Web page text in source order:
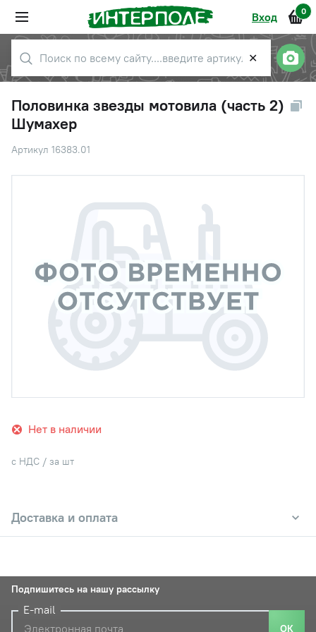
Вход 0
✕
Половинка звезды мотовила (часть 2)
Шумахер
Артикул 16383.01
Нет в наличии
с НДС / за шт
Доставка и оплата
Подпишитесь на нашу рассылку
E-mail
ОК